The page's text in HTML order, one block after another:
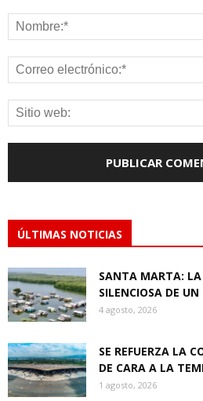
ÚLTIMAS NOTICIAS
SANTA MARTA: LA
SILENCIOSA DE
4 agosto, 2026
SE REFUERZA LA
DE CARA A LA
1 agosto, 2026